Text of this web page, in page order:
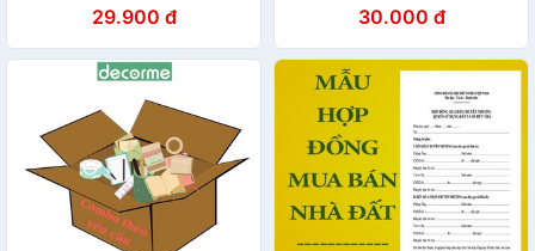
29.900 đ 30.000 đ